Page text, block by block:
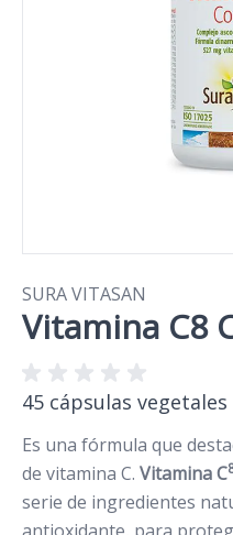
SURA VITASAN
Vitamina C8
45 cápsulas vegetales
Es una fórmula que
de vitamina C. Vitamina C
serie de ingredientes